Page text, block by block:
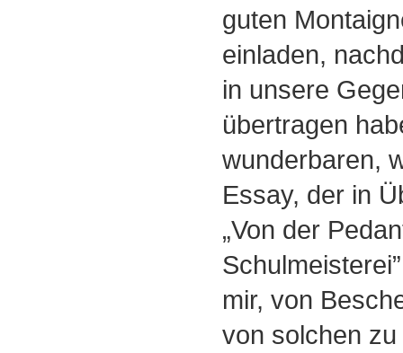
guten
einladen,
in unsere
übertragen
wunderbaren,
Essay, der in
„Von der
mir, von
von solchen